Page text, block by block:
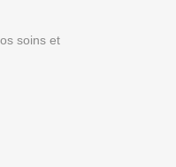
soins et